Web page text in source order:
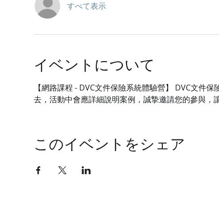
すべて表示
イベントについて
【網路課程 - DVC文件保險系統體驗營】 DVC文件
去，活動中會應詳細說明案例，誠摯邀請您的參與，
このイベントをシェア